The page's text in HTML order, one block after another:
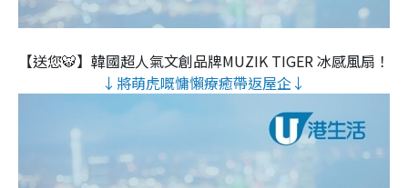
【送您🐯】韓國超人氣文創品牌MUZIK TIGER 冰感風扇！
↓將萌虎嘅慵懶療癒帶返屋企↓